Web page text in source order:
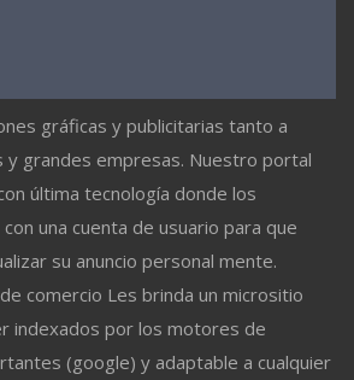
gráficas y publicitarias tanto a
y grandes empresas. Nuestro portal
última tecnología donde los
una cuenta de usuario para que
su anuncio personal mente.
comercio Les brinda un micrositio
indexados por los motores de
(google) y adaptable a cualquier